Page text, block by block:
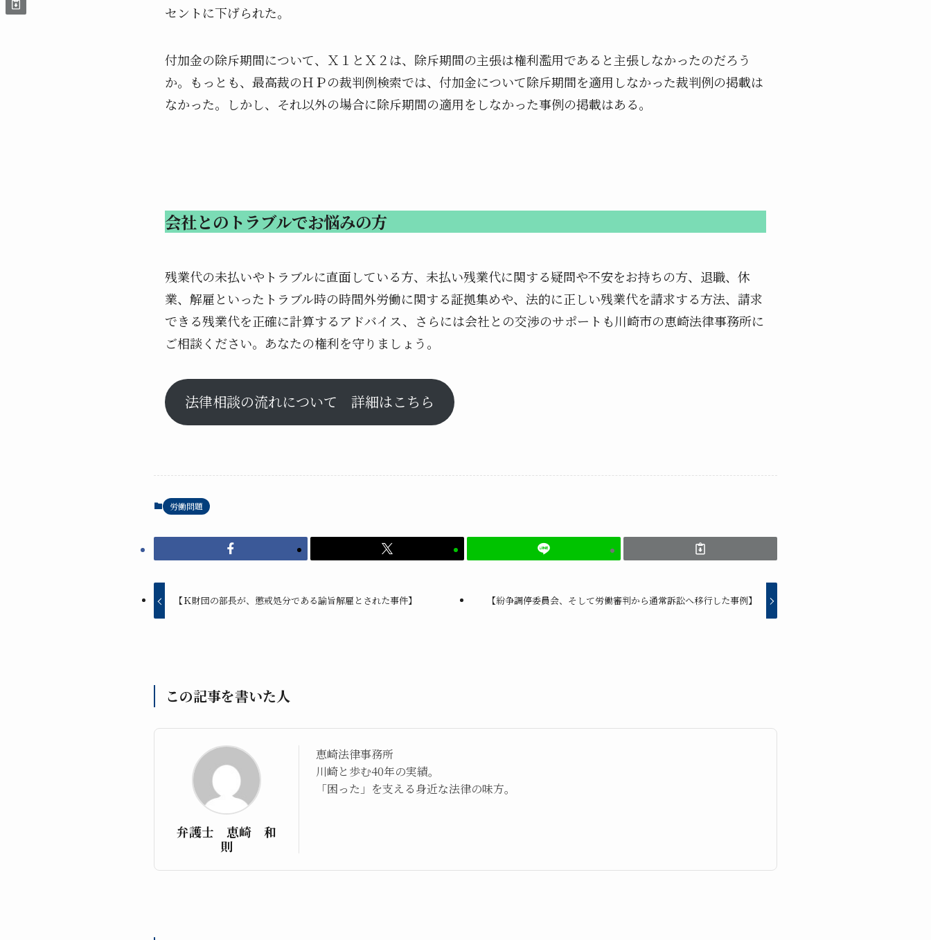
セントに下げられた。
付加金の除斥期間について、Ｘ１とＸ２は、除斥期間の主張は権利濫用であると主張しなかったのだろう
か。もっとも、最高裁のＨＰの裁判例検索では、付加金について除斥期間を適用しなかった裁判例の掲載は
なかった。しかし、それ以外の場合に除斥期間の適用をしなかった事例の掲載はある。
会社とのトラブルでお悩みの方
残業代の未払いやトラブルに直面している方、未払い残業代に関する疑問や不安をお持ちの方、退職、休
業、解雇といったトラブル時の時間外労働に関する証拠集めや、法的に正しい残業代を請求する方法、請求
できる残業代を正確に計算するアドバイス、さらには会社との交渉のサポートも川崎市の恵崎法律事務所に
ご相談ください。あなたの権利を守りましょう。
法律相談の流れについて 詳細はこちら
労働問題
【Ｋ財団の部長が、懲戒処分である諭旨解雇とされた事件】 【紛争調停委員会、そして労働審判から通常訴訟へ移行した事例】
この記事を書いた人
弁護士 恵崎 和
則
恵崎法律事務所
川崎と歩む40年の実績。
「困った」を支える身近な法律の味方。